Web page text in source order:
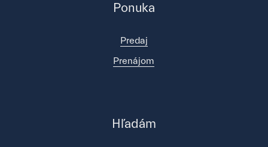
Ponuka
Predaj
Prenájom
Hľadám